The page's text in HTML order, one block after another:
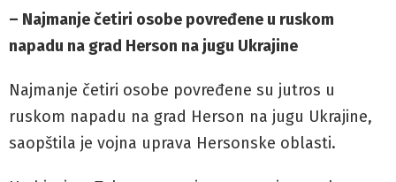
– Najmanje četiri osobe povređene u ruskom
napadu na grad Herson na jugu Ukrajine
Najmanje četiri osobe povređene su jutros u
ruskom napadu na grad Herson na jugu Ukrajine,
saopštila je vojna uprava Hersonske oblasti.